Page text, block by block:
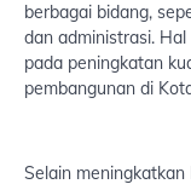
berbagai bidang,
dan administrasi.
pada peningkatan
pembangunan di
Selain